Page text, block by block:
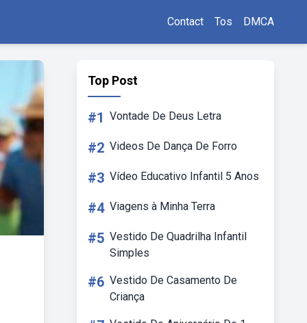
Contact Tos DMCA
Top Post
#1 Vontade De Deus Letra
#2 Videos De Dança De Forro
#3 Vídeo Educativo Infantil 5 Anos
#4 Viagens à Minha Terra
#5 Vestido De Quadrilha Infantil
Simples
#6 Vestido De Casamento De
Criança